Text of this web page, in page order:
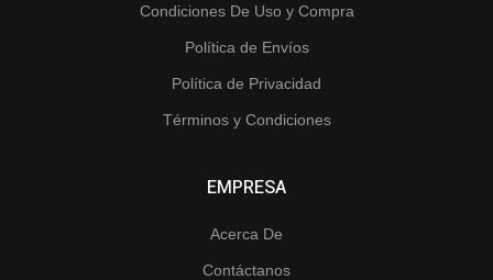
Condiciones De Uso y Compra
Política de Envíos
Política de Privacidad
Términos y Condiciones
EMPRESA
Acerca De
Contáctanos